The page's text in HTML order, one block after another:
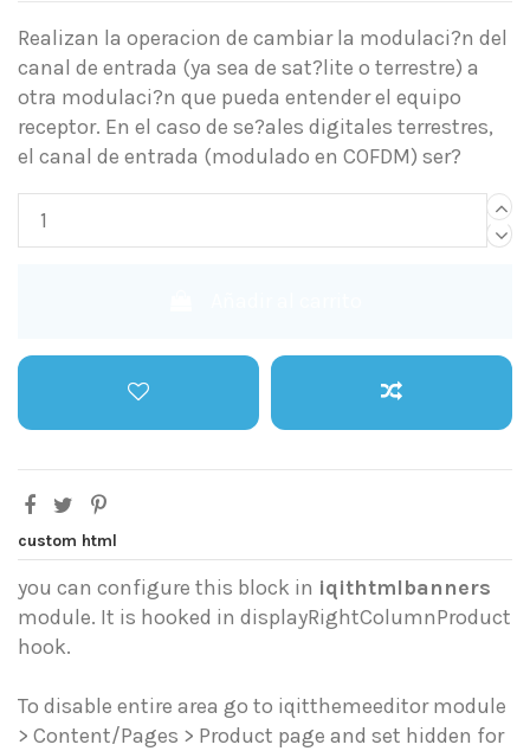
Realizan la operacion de cambiar la modulaci?n del
canal de entrada (ya sea de sat?lite o terrestre) a
otra modulaci?n que pueda entender el equipo
receptor. En el caso de se?ales digitales terrestres,
el canal de entrada (modulado en COFDM) ser?
custom html
you can configure this block in iqithtmlbanners
module. It is hooked in displayRightColumnProduct
hook.
To disable entire area go to iqitthemeeditor module
> Content/Pages > Product page and set hidden for